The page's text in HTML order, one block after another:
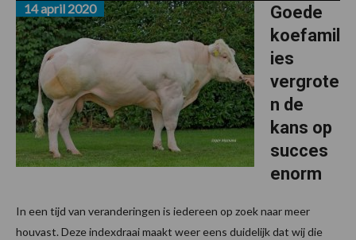
Goede
koefamil
ies
vergrote
n de
kans op
succes
enorm
14 april 2020
In een tijd van veranderingen is iedereen op zoek naar meer
houvast. Deze indexdraai maakt weer eens duidelijk dat wij die